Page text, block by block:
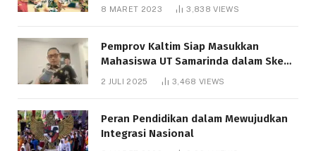
8 MARET 2023 3,838VIEWS
Pemprov Kaltim Siap Masukkan
Mahasiswa UT Samarinda dalam Skema
Bantuan Pendidikan Gratispol
2 JULI 2025 3,468 VIEWS
Peran Pendidikan dalam Mewujudkan
Integrasi Nasional